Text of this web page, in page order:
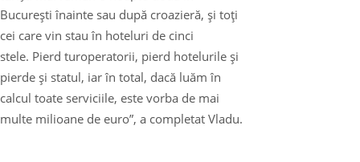
Bucureşti înainte sau după croazieră, şi toţi
cei care vin stau în hoteluri de cinci
stele. Pierd turoperatorii, pierd hotelurile şi
pierde şi statul, iar în total, dacă luăm în
calcul toate serviciile, este vorba de mai
multe milioane de euro”, a completat Vladu.